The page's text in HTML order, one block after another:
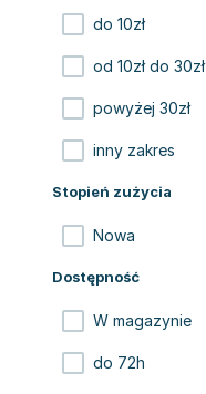
do 10zł
od 10zł do 30zł
powyżej 30zł
inny zakres
Stopień zużycia
Nowa
Dostępność
W magazynie
do 72h